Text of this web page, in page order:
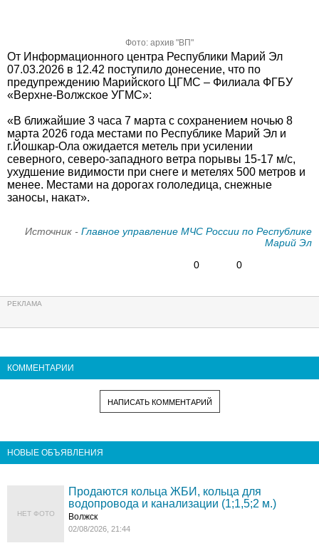
Фото: архив "ВП"
От Информационного центра Республики Марий Эл
07.03.2026 в 12.42 поступило донесение, что по
предупреждению Марийского ЦГМС – Филиала ФГБУ
«Верхне-Волжское УГМС»:
«В ближайшие 3 часа 7 марта с сохранением ночью 8
марта 2026 года местами по Республике Марий Эл и
г.Йошкар-Ола ожидается метель при усилении
северного, северо-западного ветра порывы 15-17 м/с,
ухудшение видимости при снеге и метелях 500 метров и
менее. Местами на дорогах гололедица, снежные
заносы, накат».
Источник - Главное управление МЧС России по Республике
Марий Эл
0
0
КОММЕНТАРИИ
НАПИСАТЬ КОММЕНТАРИЙ
НОВЫЕ ОБЪЯВЛЕНИЯ
НЕТ ФОТО
Продаются кольца ЖБИ, кольца для
водопровода и канализации (1;1,5;2 м.)
Волжск
02/08/2026, 21:44